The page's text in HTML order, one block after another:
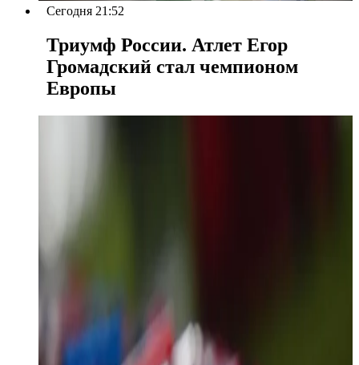
Сегодня 21:52
Триумф России. Атлет Егор
Громадский стал чемпионом
Европы